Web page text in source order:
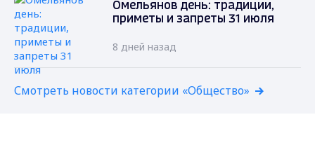
Омельянов день: традиции,
приметы и запреты 31 июля
8 дней назад
Смотреть новости категории «Общество»